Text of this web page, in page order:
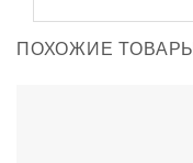
ПОХОЖИЕ ТОВАРЫ